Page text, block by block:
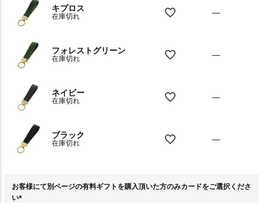
キプロス
在庫切れ —
フォレストグリーン
在庫切れ —
ネイビー
在庫切れ —
ブラック
在庫切れ —
お客様にて別ページの有料ギフトを購入頂いた方のみカードをご選択くださ
い